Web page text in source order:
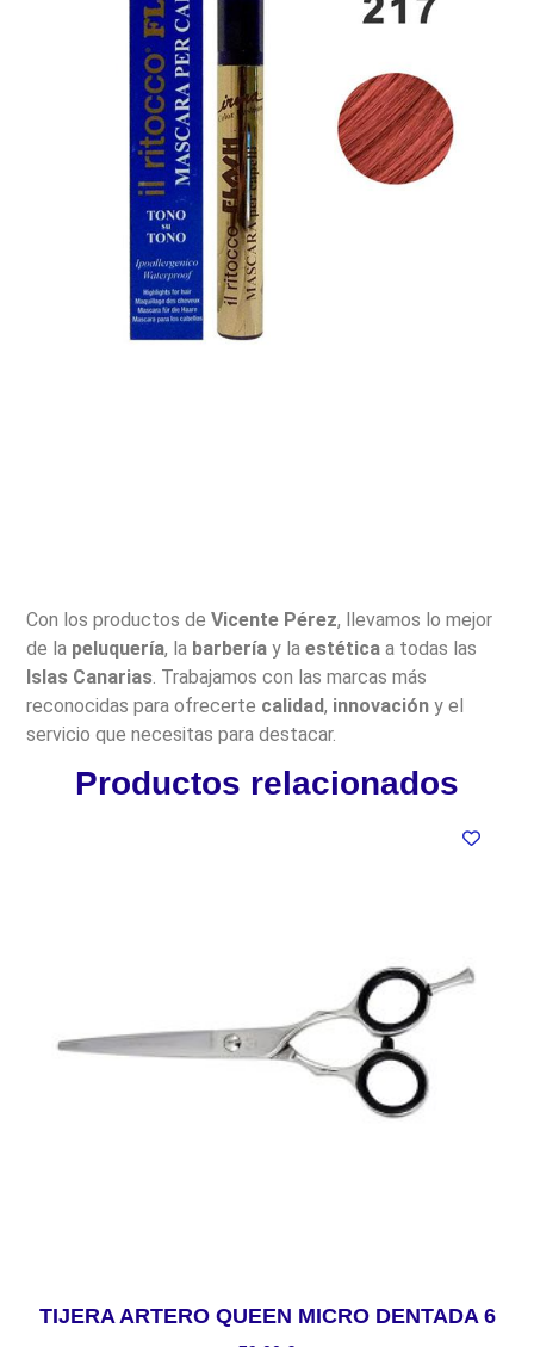
Con los productos deVicente Pérez, llevamos lo mejor
de la peluquería, la barbería y laestética a todas las
Islas Canarias. Trabajamos con las marcas más
reconocidas para ofrecerte calidad, innovación y el
servicio que necesitas para destacar.
Productos relacionados
TIJERA ARTERO QUEEN MICRO DENTADA 6